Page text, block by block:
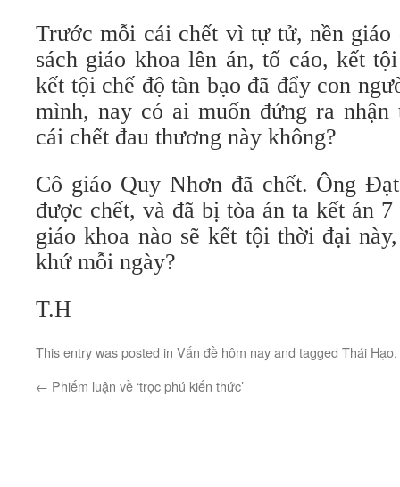
Trước mỗi cái chết vì tự tử, nền
sách giáo khoa lên án, tố cáo, kết
kết tội chế độ tàn bạo đã đẩy con
mình, nay có ai muốn đứng ra
cái chết đau thương này không?
Cô giáo Quy Nhơn đã chết. Ông
được chết, và đã bị tòa án ta kết án
giáo khoa nào sẽ kết tội thời đại
khứ mỗi ngày?
T.H
This entry was posted in Vấn đề hôm nayand tagged Thái Hạo
← Phiếm luận về ‘trọc phú kiến thức’